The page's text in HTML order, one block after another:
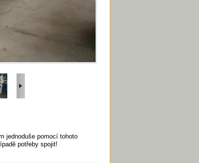
jednoduše pomocí tohoto
potřeby spojit!